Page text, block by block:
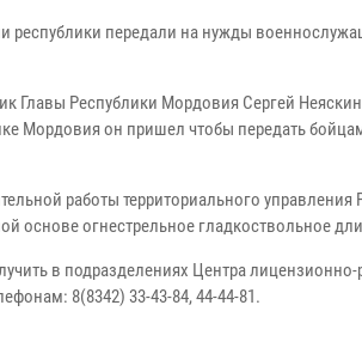
республики передали на нужды
Главы Республики Мордовия Сергей
Мордовия он пришел чтобы передать
работы территориального
основе огнестрельное гладкоствольное
в подразделениях Центра
8(8342) 33-43-84, 44-44-81.